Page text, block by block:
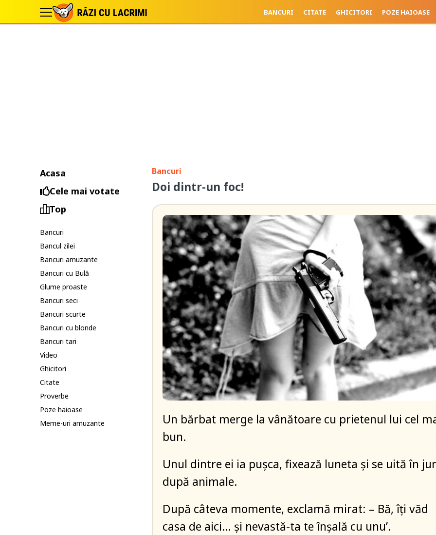
BANCURI CITATE GHICITORI POZE HAIOASE
Acasa
Cele mai votate
Top
Bancuri
Bancul zilei
Bancuri amuzante
Bancuri cu Bulă
Glume proaste
Bancuri seci
Bancuri scurte
Bancuri cu blonde
Bancuri tari
Video
Ghicitori
Citate
Proverbe
Poze haioase
Meme-uri amuzante
Bancuri
Doi dintr-un foc!
Un bărbat merge la vânătoare cu prietenul lui cel
bun.
Unul dintre ei ia puşca, fixează luneta şi se uită în jur
după animale.
După câteva momente, exclamă mirat: – Bă, îţi văd
casa de aici… şi nevastă-ta te înşală cu unu’.